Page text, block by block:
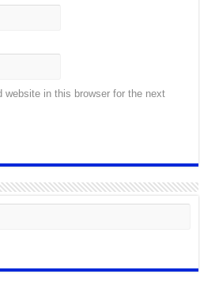
website in this browser for the next